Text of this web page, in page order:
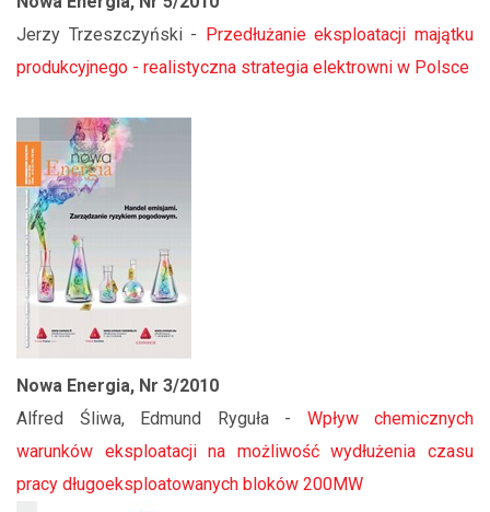
Jerzy Trzeszczyński - Przedłużanie eksploatacji majątku
produkcyjnego - realistyczna strategia elektrowni w Polsce
Nowa Energia, Nr 3/2010
Alfred Śliwa, Edmund Ryguła - Wpływ chemicznych
warunków eksploatacji na możliwość wydłużenia czasu
pracy długoeksploatowanych bloków 200MW